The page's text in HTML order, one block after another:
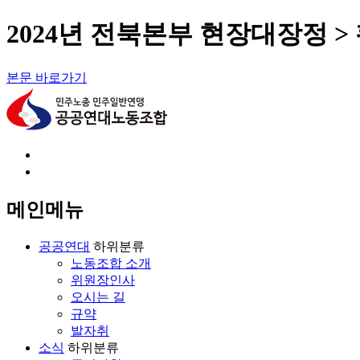
2024년 전북본부 현장대장정 >
본문 바로가기
메인메뉴
공공연대 하위분류
노동조합 소개
위원장인사
오시는 길
규약
발자취
소식 하위분류